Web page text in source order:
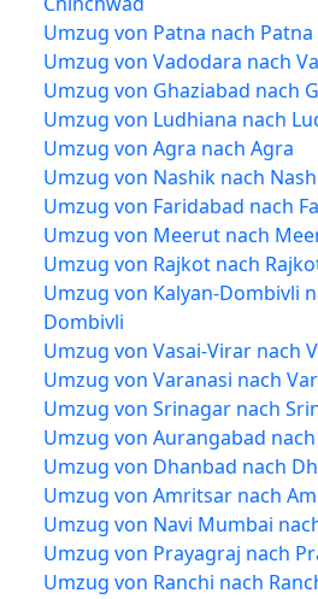
Umzug von Patna nach Patna
Umzug von Vadodara nach
Umzug von Ghaziabad nach
Umzug von Ludhiana nach
Umzug von Agra nach Agra
Umzug von Nashik nach
Umzug von Faridabad nach
Umzug von Meerut nach
Umzug von Rajkot nach
Umzug von Kalyan-Dombivli
Dombivli
Umzug von Vasai-Virar nach
Umzug von Varanasi nach
Umzug von Srinagar nach
Umzug von Aurangabad
Umzug von Dhanbad nach
Umzug von Amritsar nach
Umzug von Navi Mumbai
Umzug von Prayagraj nach
Umzug von Ranchi nach